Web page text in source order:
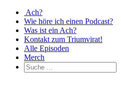
Ach?
Wie höre ich einen Podcast?
Was ist ein Ach?
Kontakt zum Triumvirat!
Alle Episoden
Merch